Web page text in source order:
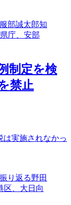
制定を検
禁止
実施されなかっ